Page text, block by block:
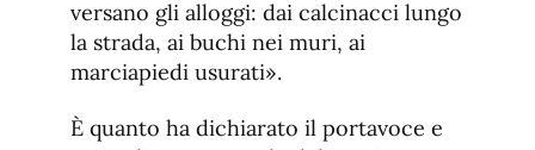
versano gli alloggi: dai calcinacci lungo
la strada, ai buchi nei muri, ai
marciapiedi usurati».
È quanto ha dichiarato il portavoce e